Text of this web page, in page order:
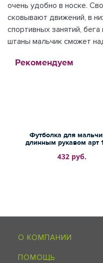
очень удобно в носке.
сковывают движений, в
спортивных занятий,
штаны мальчик сможет
Рекомендуем
Футболка для
длинным рукавом арт
432 руб.
О КОМПАНИИ
ПОМОЩЬ